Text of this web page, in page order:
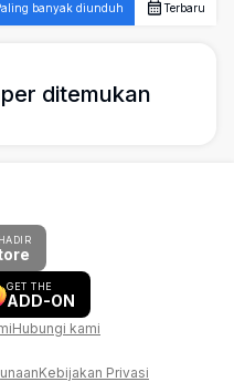
banyak diunduh Terbaru
ditemukan
GET THE
ADD-ON
Hubungi kami
Kebijakan Privasi